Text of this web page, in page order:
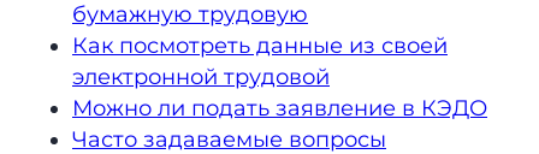
бумажную трудовую
Как посмотреть данные из своей
электронной трудовой
Можно ли подать заявление в КЭДО
Часто задаваемые вопросы